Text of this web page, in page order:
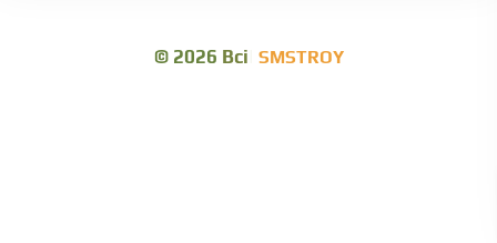
© 2026 Всі права SMSTROY